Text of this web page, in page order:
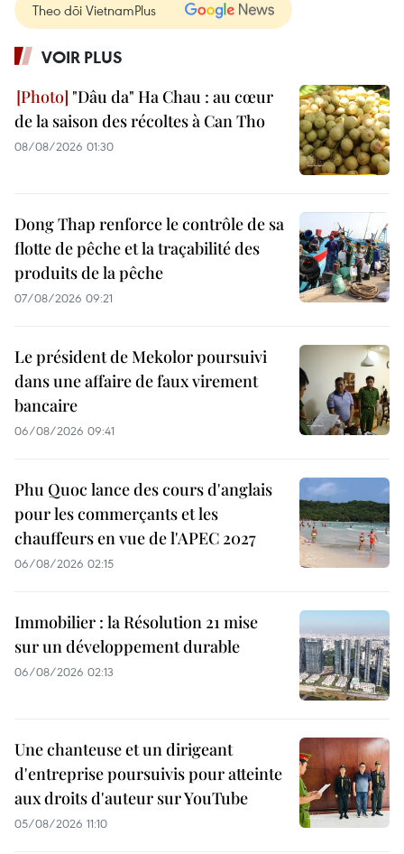
Theo dõi VietnamPlus
VOIR PLUS
"Dâu da" Ha Chau : au cœur
de la saison des récoltes à Can Tho
08/08/2026 01:30
Dong Thap renforce le contrôle de sa
flotte de pêche et la traçabilité des
produits de la pêche
07/08/2026 09:21
Le président de Mekolor poursuivi
dans une affaire de faux virement
bancaire
06/08/2026 09:41
Phu Quoc lance des cours d'anglais
pour les commerçants et les
chauffeurs en vue de l'APEC 2027
06/08/2026 02:15
Immobilier : la Résolution 21 mise
sur un développement durable
06/08/2026 02:13
Une chanteuse et un dirigeant
d'entreprise poursuivis pour atteinte
aux droits d'auteur sur YouTube
05/08/2026 11:10